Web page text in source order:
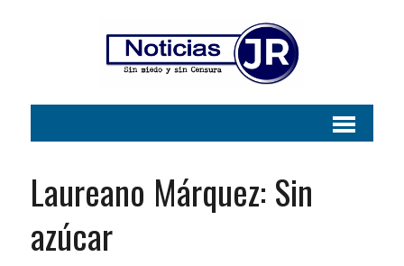
Laureano Márquez: Sin
azúcar